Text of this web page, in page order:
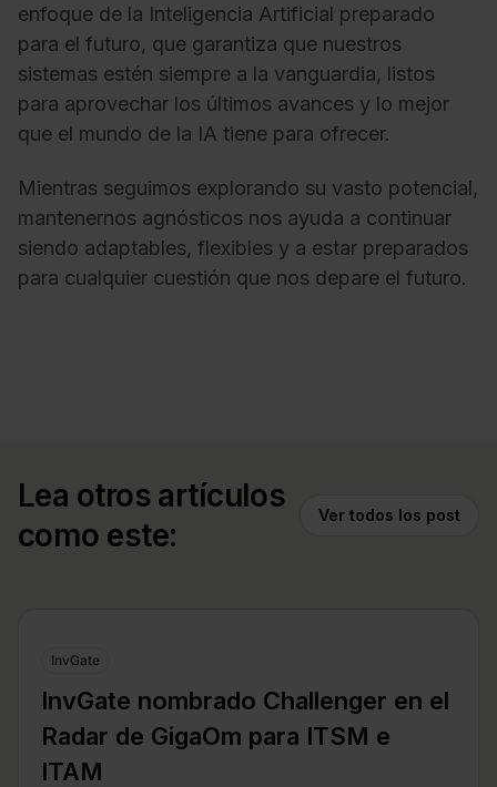
enfoque de la Inteligencia Artificial preparado
para el futuro, que garantiza que nuestros
sistemas estén siempre a la vanguardia, listos
para aprovechar los últimos avances y lo mejor
que el mundo de la IA tiene para ofrecer.
Mientras seguimos explorando su vasto potencial,
mantenernos agnósticos nos ayuda a continuar
siendo adaptables, flexibles y a estar preparados
para cualquier cuestión que nos depare el futuro.
Lea otros artículos
como este:
Ver todos los post
InvGate
InvGate nombrado Challenger en el
Radar de GigaOm para ITSM e
ITAM